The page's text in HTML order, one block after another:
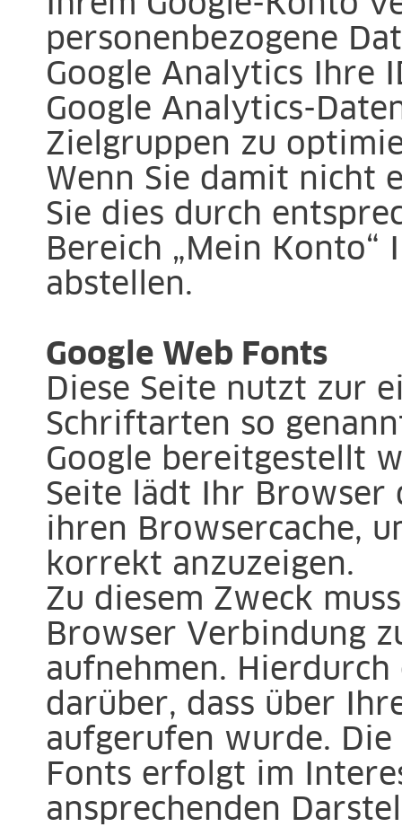
personenbezogene
Google Analytics Ihre
Google Analytics-
Zielgruppen zu
Wenn Sie damit nicht
Sie dies durch
Bereich „Mein Konto“
abstellen.
Google Web Fonts
Diese Seite nutzt zur
Schriftarten so
Google bereitgestellt
Seite lädt Ihr Browser
ihren Browsercache,
korrekt anzuzeigen.
Zu diesem Zweck
Browser Verbindung
aufnehmen.
darüber, dass über
aufgerufen wurde.
Fonts erfolgt im
ansprechenden